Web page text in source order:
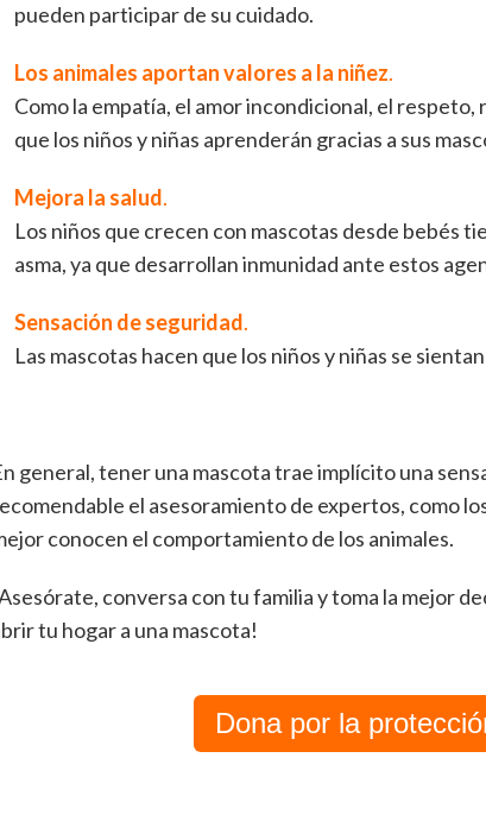
pueden participar de su cuidado.
Los animales aportan valores a la niñez.
Como la empatía, el amor incondicional, el
que los niños y niñas aprenderán gracias a sus
Mejora la salud.
Los niños que crecen con mascotas desde bebés
asma, ya que desarrollan inmunidad ante estos
Sensación de seguridad.
Las mascotas hacen que los niños y niñas se
general, tener una mascota trae implícito una
el asesoramiento de expertos, como
conocen el comportamiento de los animales.
conversa con tu familia y toma la mejor
tu hogar a una mascota!
Dona por la